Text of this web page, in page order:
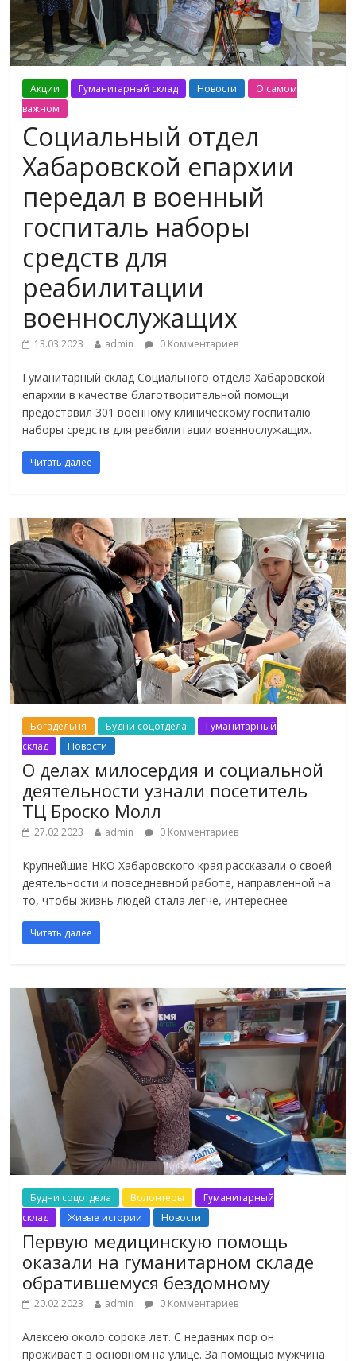
Акции Гуманитарный склад Новости
О самом
важном
Социальный отдел
Хабаровской епархии
передал в военный
госпиталь наборы
средств для
реабилитации
военнослужащих
13.03.2023 admin 0 Комментариев
Гуманитарный склад Социального отдела Хабаровской
епархии в качестве благотворительной помощи
предоставил 301 военному клиническому госпиталю
наборы средств для реабилитации военнослужащих.
Читать далее
Богадельня Будни соцотдела
Гуманитарный
склад
Новости
О делах милосердия и социальной
деятельности узнали посетитель
ТЦ Броско Молл
27.02.2023 admin 0 Комментариев
Крупнейшие НКО Хабаровского края рассказали о своей
деятельности и повседневной работе, направленной на
то, чтобы жизнь людей стала легче, интереснее
Читать далее
Будни соцотдела Волонтеры
Гуманитарный
склад
Живые истории Новости
Первую медицинскую помощь
оказали на гуманитарном складе
обратившемуся бездомному
20.02.2023 admin 0 Комментариев
Алексею около сорока лет. С недавних пор он
проживает в основном на улице. За помощью мужчина